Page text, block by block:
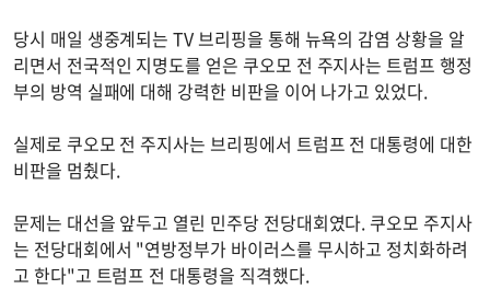
당시 매일 생중계되는 TV 브리핑을 통해 뉴욕의 감염 상황을 알
리면서 전국적인 지명도를 얻은 쿠오모 전 주지사는 트럼프 행정
부의 방역 실패에 대해 강력한 비판을 이어 나가고 있었다.
실제로 쿠오모 전 주지사는 브리핑에서 트럼프 전 대통령에 대한
비판을 멈췄다.
문제는 대선을 앞두고 열린 민주당 전당대회였다. 쿠오모 주지사
는 전당대회에서 "연방정부가 바이러스를 무시하고 정치화하려
고 한다"고 트럼프 전 대통령을 직격했다.